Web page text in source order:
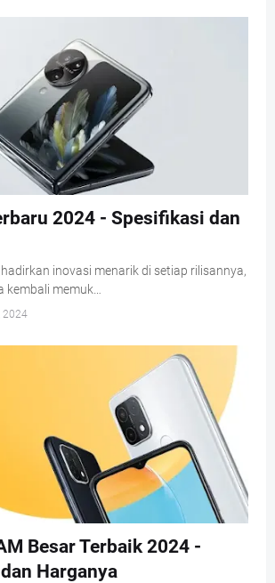
2024 - Spesifikasi dan
inovasi menarik di setiap rilisannya,
kembali memuk…
2024
Besar Terbaik 2024 -
Harganya